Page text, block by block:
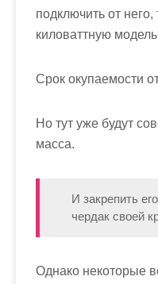
подключить от него,
киловаттную
Срок окупаемости
Но тут уже будут
масса.
И закрепить
чердак своей
Однако некоторые